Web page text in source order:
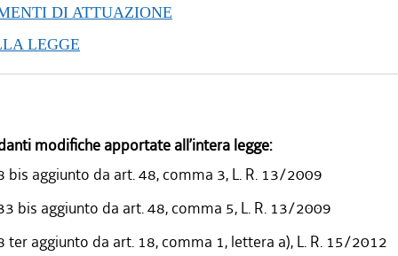
al 31/12/2019
al 09/08/2019
al 31/12/2018
2018 al 07/11/2018
al 31/03/2018
al 28/03/2018
DI ATTUAZIONE
LEGGE
modifiche apportate all’intera legge:
bis aggiunto da art. 48, comma 3, L. R. 13/2009
bis aggiunto da art. 48, comma 5, L. R. 13/2009
ter aggiunto da art. 18, comma 1, lettera a), L. R. 15/2012